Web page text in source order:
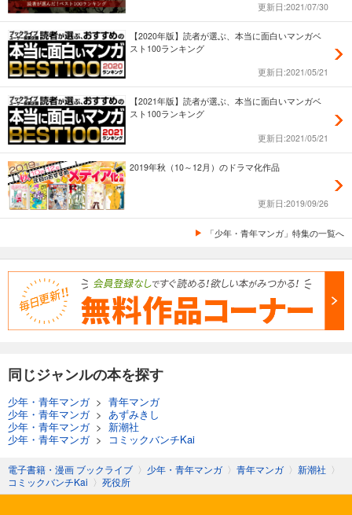
更新日:2021/07/30
【2020年版】読者が選ぶ、本当に面白いマンガベ
スト100ランキング
更新日:2021/05/21
【2021年版】読者が選ぶ、本当に面白いマンガベ
スト100ランキング
更新日:2021/05/21
2019年秋（10～12月）のドラマ化作品
更新日:2019/09/26
「少年・青年マンガ」特集の一覧へ
同じジャンルの本を探す
少年・青年マンガ> 青年マンガ
少年・青年マンガ> あずみきし
少年・青年マンガ> 新潮社
少年・青年マンガ> コミックバンチKai
電子書籍・漫画 ブックライブ 〉 少年・青年マンガ 〉 青年マンガ 〉 新潮社 〉
コミックバンチKai 〉 死役所